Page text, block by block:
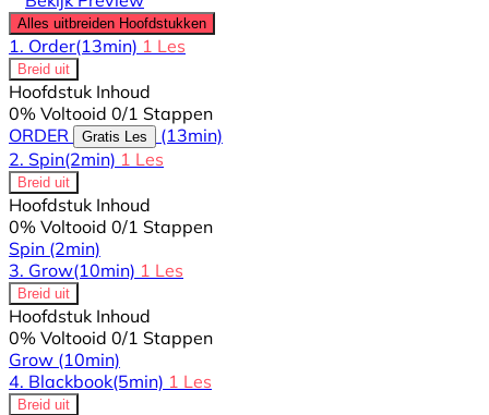
Alles uitbreiden Hoofdstukken
1. Order(13min) 1 Les
Breid uit
Hoofdstuk Inhoud
0% Voltooid 0/1 Stappen
ORDER
Gratis Les
(13min)
2. Spin(2min) 1 Les
Breid uit
Hoofdstuk Inhoud
0% Voltooid 0/1 Stappen
Spin (2min)
3. Grow(10min) 1 Les
Breid uit
Hoofdstuk Inhoud
0% Voltooid 0/1 Stappen
Grow (10min)
4. Blackbook(5min) 1 Les
Breid uit